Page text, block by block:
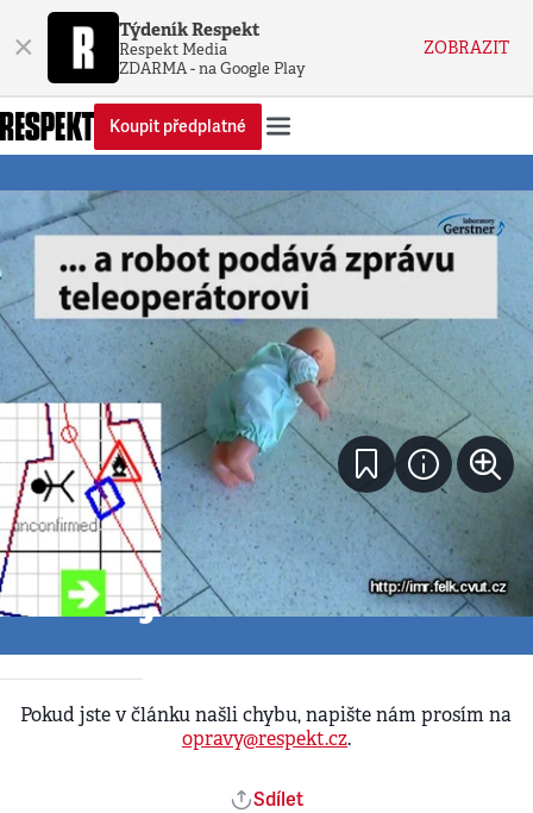
× Týdeník Respekt
Respekt Media
ZDARMA - na Google Play
ZOBRAZIT
Koupit předplatné
Ke stažení - Upload 1. 1. 2000
Robot jako zachránce
Pokud jste v článku našli chybu, napište nám prosím na
opravy@respekt.cz.
Sdílet